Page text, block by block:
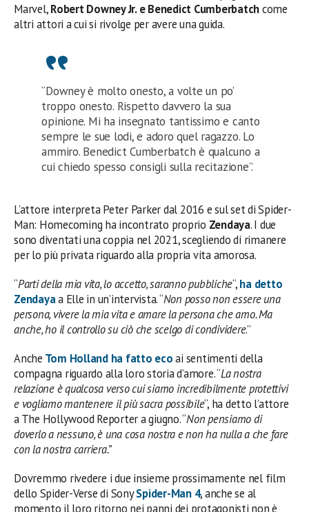
Marvel,Robert Downey Jr. e Benedict Cumberbatchcome
altri attori a cui si rivolge per avere una guida.
“Downey è molto onesto, a volte un po’
troppo onesto. Rispetto davvero la sua
opinione. Mi ha insegnato tantissimo e canto
sempre le sue lodi, e adoro quel ragazzo. Lo
ammiro. Benedict Cumberbatch è qualcuno a
cui chiedo spesso consigli sulla recitazione”.
L’attore interpreta Peter Parker dal 2016 e sul set di Spider-
Man: Homecoming ha incontrato proprio Zendaya. I due
sono diventati una coppia nel 2021, scegliendo di rimanere
per lo più privata riguardo alla propria vita amorosa.
“Parti della mia vita, lo accetto, saranno pubbliche“,ha detto
Zendayaa Elle in un’intervista. “Non posso non essere una
persona, vivere la mia vita e amare la persona che amo. Ma
anche, ho il controllo su ciò che scelgo di condividere.”
Anche Tom Hollandha fatto ecoai sentimenti della
compagna riguardo alla loro storia d’amore. “La nostra
relazione è qualcosa verso cui siamo incredibilmente protettivi
e vogliamo mantenere il più sacra possibile“, ha detto l’attore
a The Hollywood Reporter a giugno. “Non pensiamo di
doverlo a nessuno, è una cosa nostra e non ha nulla a che fare
con la nostra carriera.”
Dovremmo rivedere i due insieme prossimamente nel film
dello Spider-Verse di SonySpider-Man 4, anche se al
momento il loro ritorno nei panni dei protagonisti non è